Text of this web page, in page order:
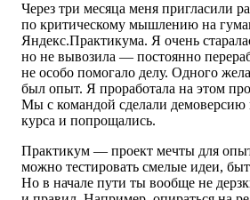
Через три месяца меня пригласили
по критическому мышлению на
Яндекс.Практикума. Я очень
но не вывозила — постоянно
не особо помогало делу. Одного
был опыт. Я проработала на этом
Мы с командой сделали демоверсию
курса и попрощались.
Практикум — проект мечты для
можно тестировать смелые идеи,
Но в начале пути ты вообще не